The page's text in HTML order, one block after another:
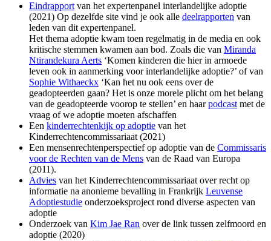
Eindrapport van het expertenpanel interlandelijke adoptie
(2021) Op dezelfde site vind je ook alle deelrapporten van
leden van dit expertenpanel.
Het thema adoptie kwam toen regelmatig in de media en ook
kritische stemmen kwamen aan bod. Zoals die van Miranda
Ntirandekura Aerts ‘Komen kinderen die hier in armoede
leven ook in aanmerking voor interlandelijke adoptie?’ of van
Sophie Withaeckx ‘Kan het nu ook eens over de
geadopteerden gaan? Het is onze morele plicht om het belang
van de geadopteerde voorop te stellen’ en haarpodcast met de
vraag of we adoptie moeten afschaffen
Een kinderrechtenkijk op adoptie van het
Kinderrechtencommissariaat (2021)
Een mensenrechtenperspectief op adoptie van de Commissaris
voor de Rechten van de Mens van de Raad van Europa
(2011).
Advies van het Kinderrechtencommissariaat over recht op
informatie na anonieme bevalling in Frankrijk Leuvense
Adoptiestudie onderzoeksproject rond diverse aspecten van
adoptie
Onderzoek van Kim Jae Ran over de link tussen zelfmoord en
adoptie (2020)